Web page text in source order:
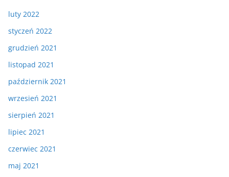
luty 2022
styczeń 2022
grudzień 2021
listopad 2021
październik 2021
wrzesień 2021
sierpień 2021
lipiec 2021
czerwiec 2021
maj 2021